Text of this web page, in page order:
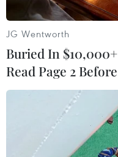
#Thừa Thiên Huế
JG Wentworth
Buried In
Read Page 2